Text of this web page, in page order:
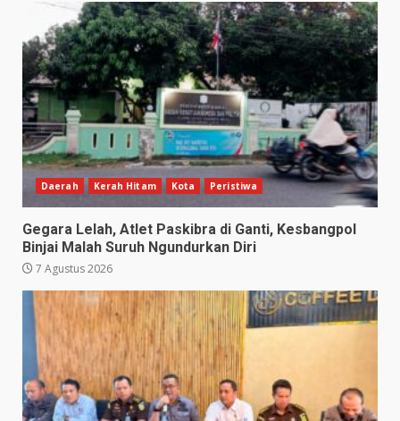
Daerah Kerah Hitam Kota Peristiwa
Gegara Lelah, Atlet Paskibra di Ganti, Kesbangpol
Binjai Malah Suruh Ngundurkan Diri
7 Agustus 2026